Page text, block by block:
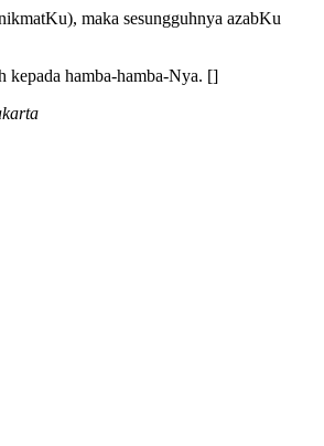
maka sesungguhnya azabKu
kepada hamba-hamba-Nya. []